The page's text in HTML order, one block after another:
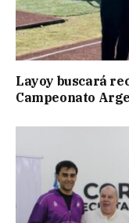
Layoy buscará
Campeonato